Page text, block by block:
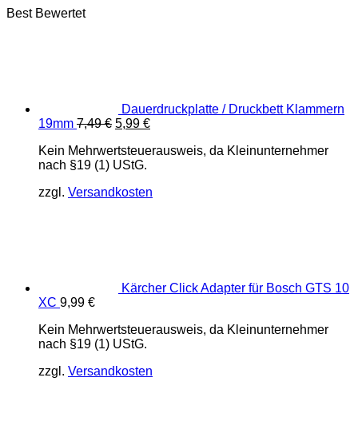
Best Bewertet
Dauerdruckplatte / Druckbett Klammern
19mm 7,49€ Ursprünglicher
war:
7,49 €
5,99 €Aktueller
ist:
Kein Mehrwertsteuerausweis, da Kleinunternehmer
nach §19 (1) UStG.
zzgl. Versandkosten
Kärcher Click Adapter für Bosch GTS 10
XC 9,99 €
Kein Mehrwertsteuerausweis, da Kleinunternehmer
nach §19 (1) UStG.
zzgl. Versandkosten